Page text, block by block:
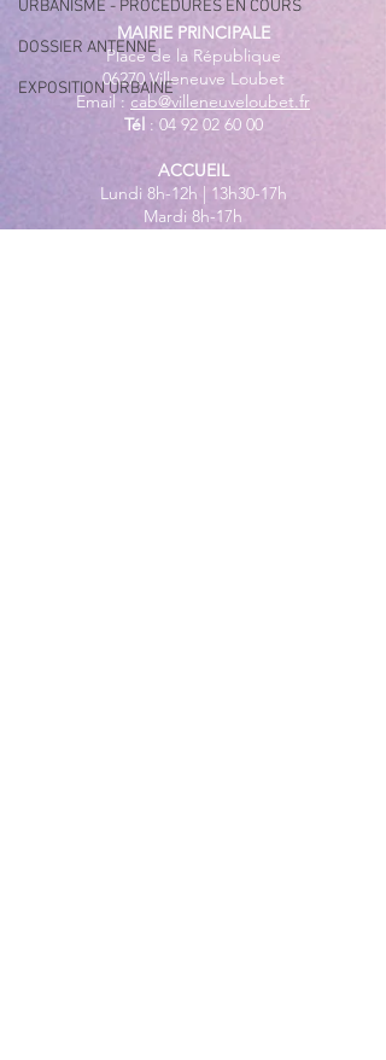
URBANISME - PROCEDURES EN COURS
DOSSIER ANTENNE
EXPOSITION URBAINE
MAIRIE PRINCIPALE
Place de la République
06270 Villeneuve Loubet
Email : cab@villeneuveloubet.fr
Tél : 04 92 02 60 00
ACCUEIL
Lundi 8h-12h | 13h30-17h
Mardi 8h-17h